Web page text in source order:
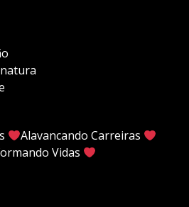
Alavancando Carreiras
Vidas